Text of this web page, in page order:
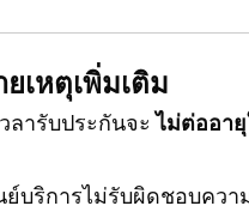
เหตุเพิ่มเติม
ลารับประกันจะไม่ต่ออา
ย์บริการไม่รับผิดชอบคว